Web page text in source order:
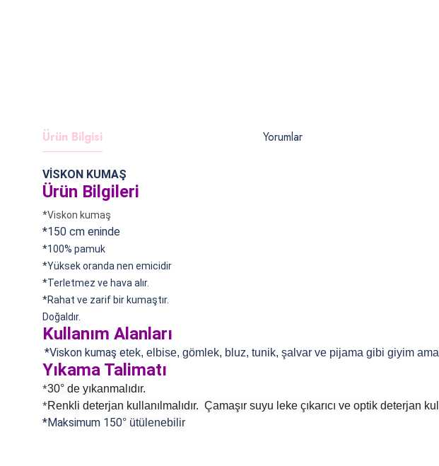
Ürün Bilgisi Yorumlar
VİSKON KUMAŞ
Ürün Bilgileri
*Viskon kumaş
*150 cm eninde
*100% pamuk
*Yüksek oranda nen emicidir
*Terletmez ve hava alır.
*Rahat ve zarif bir kumaştır.
Doğaldır.
Kullanım Alanları
*Viskon kumaş etek, elbise, gömlek, bluz, tunik, şalvar ve pijama gibi giyim
Yıkama Talimatı
*30° de yıkanmalıdır.
*Renkli deterjan kullanılmalıdır. Çamaşır suyu leke çıkarıcı ve optik deterjan
*Maksimum 150° ütülenebilir